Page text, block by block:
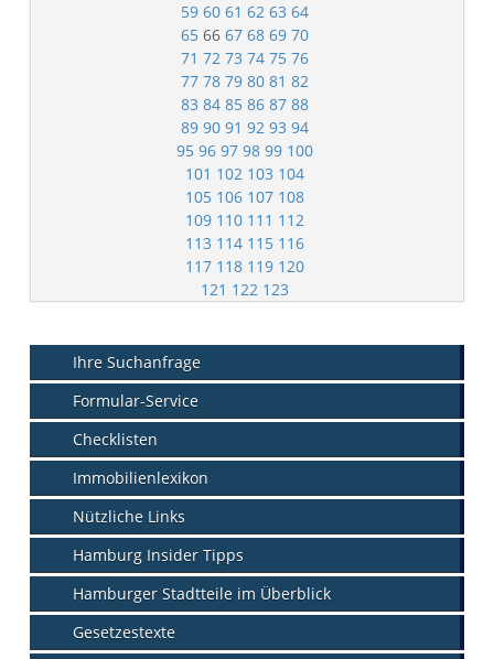
59 60 61 62 63 64
65 6667 68 69 70
71 72 73 74 75 76
77 78 79 80 81 82
83 84 85 86 87 88
89 90 91 92 93 94
95 96 97 98 99 100
101 102 103 104
105 106 107 108
109 110 111 112
113 114 115 116
117 118 119 120
121 122 123
Ihre Suchanfrage
Formular-Service
Checklisten
Immobilienlexikon
Nützliche Links
Hamburg Insider Tipps
Hamburger Stadtteile im Überblick
Gesetzestexte